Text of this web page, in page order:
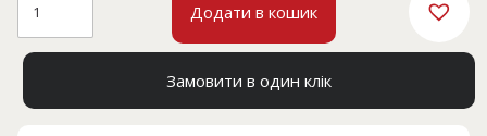
22084A
кількість
Додати в кошик
Замовити в один клік